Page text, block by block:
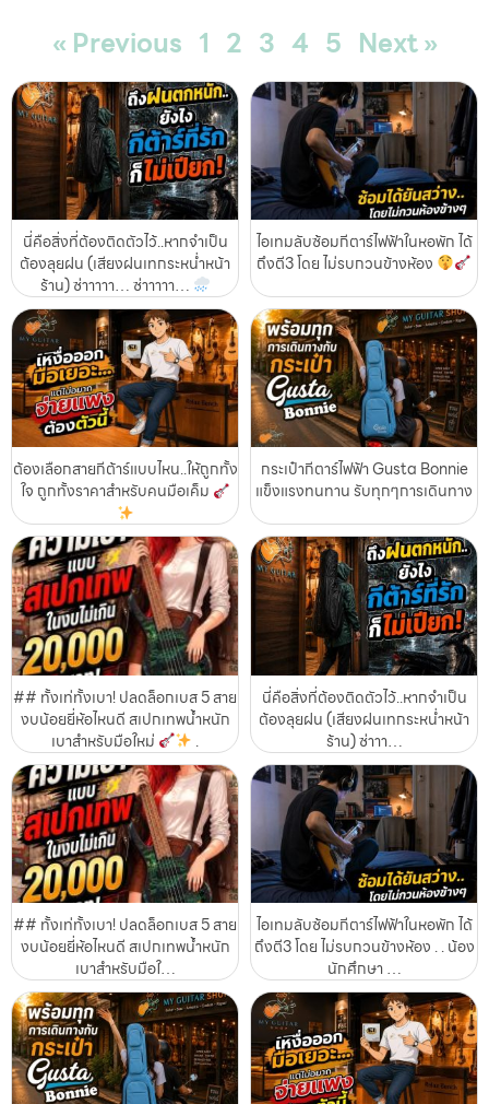
« Previous 1 2 3 4 5 Next »
นี่คือสิ่งที่ต้องติดตัวไว้..หากจำเป็น
ต้องลุยฝน (เสียงฝนเทกระหน่ำหน้า
ร้าน) ซ่าาาาา… ซ่าาาาา…
ไอเทมลับซ้อมกีตาร์ไฟฟ้าในหอพัก ได้
ถึงตี3 โดย ไม่รบกวนข้างห้อง
ต้องเลือกสายกีต้าร์แบบไหน..ให้ถูกทั้ง
ใจ ถูกทั้งราคาสำหรับคนมือเค็ม
กระเป๋ากีตาร์ไฟฟ้า Gusta Bonnie
แข็งแรงทนทาน รับทุกๆการเดินทาง
## ทั้งเท่ทั้งเบา! ปลดล็อกเบส 5 สาย
งบน้อยยี่ห้อไหนดี สเปกเทพน้ำหนัก
เบาสำหรับมือใหม่
.
นี่คือสิ่งที่ต้องติดตัวไว้..หากจำเป็น
ต้องลุยฝน (เสียงฝนเทกระหน่ำหน้า
ร้าน) ซ่าาา…
## ทั้งเท่ทั้งเบา! ปลดล็อกเบส 5 สาย
งบน้อยยี่ห้อไหนดี สเปกเทพน้ำหนัก
เบาสำหรับมือใ…
ไอเทมลับซ้อมกีตาร์ไฟฟ้าในหอพัก ได้
ถึงตี3 โดย ไม่รบกวนข้างห้อง . . น้อง
นักศึกษา …